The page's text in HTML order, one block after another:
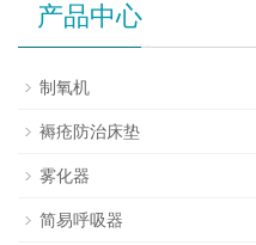
产品中心
制氧机
褥疮防治床垫
雾化器
简易呼吸器